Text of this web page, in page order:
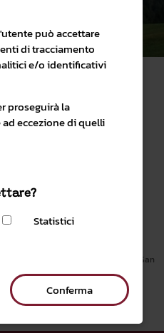
CONDIZIONI DI VENDITA
Castelpietra, 2 38054 Primiero San
(TN)
026289
|CREDITI
può accettare
di tracciamento
e/o identificativi
proseguirà la
eccezione di quelli
Statistici
Conferma